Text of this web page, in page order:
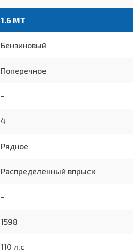
1.6 MT
Бензиновый
Поперечное
-
4
Рядное
Распределенный впрыск
-
1598
110 л.с